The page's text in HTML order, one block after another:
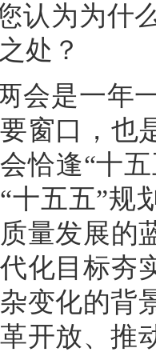
认为为什
处？
会是一年
窗口，也
恰逢“十
十五五”规
量发展的
化目标夯
变化的背
开放、推